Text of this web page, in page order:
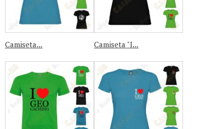
Camiseta... Camiseta "I...